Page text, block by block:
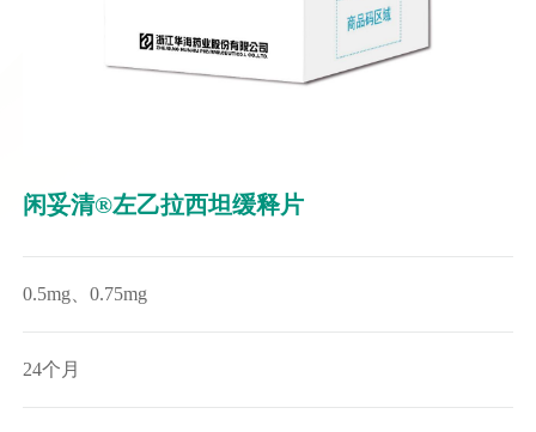
闲妥清®左乙拉西坦缓释片
0.5mg、0.75mg
24个月